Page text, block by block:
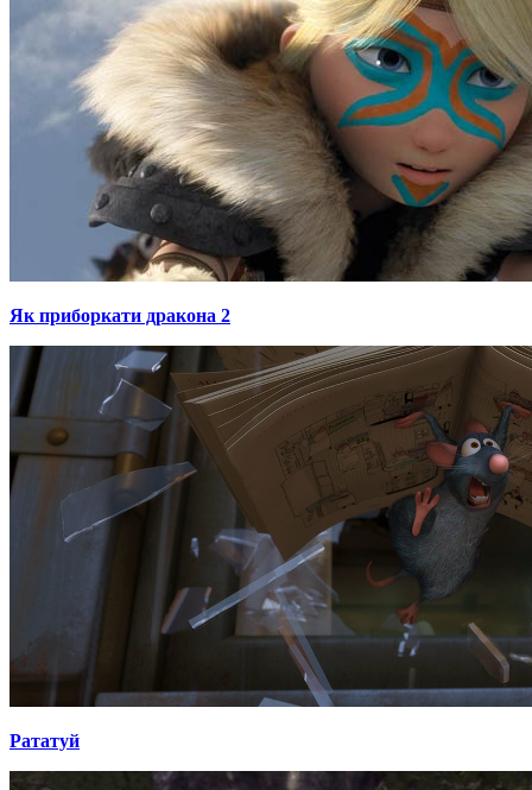
Як приборкати дракона 2
Рататуй